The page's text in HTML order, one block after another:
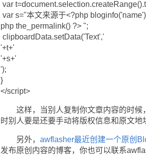
var
var s="本文来源于<?php
php the_permalink() ?> ";
clipboardData.setData('Text','
'+t+'
'+s+'
');
}
</script>
这样，当别人复制你文章内容的时候
时别人要是还要手动将版权信息和原文地
另外， awflasher最近创建一个原创
发布原创内容的博客，你也可以联系